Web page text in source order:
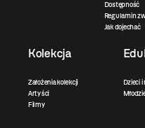
Dostępność
Regulamin
Jak dojechać
Kolekcja
Założenia kolekcji
Artyści
Filmy
Dzieci